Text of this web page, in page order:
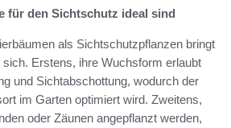
für den Sichtschutz ideal sind
als Sichtschutzpflanzen bringt
Erstens, ihre Wuchsform erlaubt
und Sichtabschottung, wodurch der
im Garten optimiert wird. Zweitens,
oder Zäunen angepflanzt werden,